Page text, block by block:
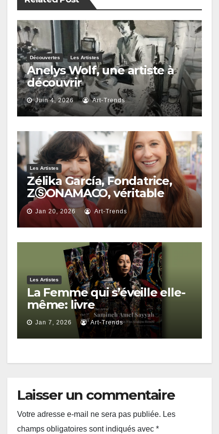
Découvertes Les Artistes
Anelys Wolf, une artiste à
découvrir
Juin 4, 2026 Art-Trends
Les Artistes
Zélika García, Fondatrice,
ZⓈONAMACO, véritable
intervention structurelle au
sein de l’économie
culturelle de l’Amérique
latine
Jan 20, 2026 Art-Trends
Les Artistes
La Femme qui s’éveille elle-
même: livre
Jan 7, 2026 Art-Trends
Laisser un commentaire
Votre adresse e-mail ne sera pas publiée. Les
champs obligatoires sont indiqués avec *